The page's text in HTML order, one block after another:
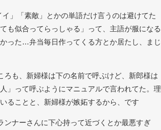
」「素敵」とかの単語だけ言うのは避けてた
も似合ってらっしゃる」って、主語が服になる
った…弁当毎日作ってくる方とか居たし、まじ
も、新婦様は下の名前で呼ぶけど、新郎様は
」って呼ぶようにマニュアルで言われてた。理
ることと、新婦様が嫉妬するから、です
ナーさんに下心持って近づくとか最悪すぎ